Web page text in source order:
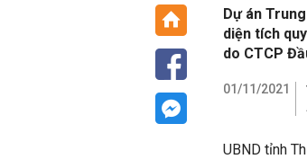
Dự án
diện tích
do CTCP
01/11/2021
UBND tỉnh